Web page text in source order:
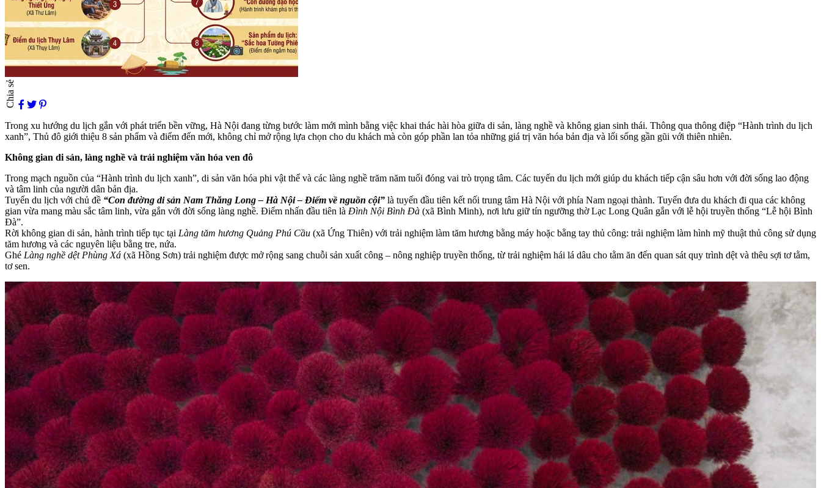
Chia sẻ
Trong xu hướng du lịch gắn với phát triển bền vững, Hà Nội đang từng bước làm mới mình bằng việc khai thác hài hòa giữa di sản, làng nghề và không gian sinh thái. Thông qua thông điệp “Hành trình du lịch
xanh”, Thủ đô giới thiệu 8 sản phẩm và điểm đến mới, không chỉ mở rộng lựa chọn cho du khách mà còn góp phần lan tỏa những giá trị văn hóa bản địa và lối sống gần gũi với thiên nhiên.
Không gian di sản, làng nghề và trải nghiệm văn hóa ven đô
Trong mạch nguồn của “Hành trình du lịch xanh”, di sản văn hóa phi vật thể và các làng nghề trăm năm tuổi đóng vai trò trọng tâm. Các tuyến du lịch mới giúp du khách tiếp cận sâu hơn với đời sống lao động
và tâm linh của người dân bản địa.
Tuyến du lịch với chủ đề “Con đường di sản Nam Thăng Long – Hà Nội – Điểm về nguồn cội” là tuyến đầu tiên kết nối trung tâm Hà Nội với phía Nam ngoại thành. Tuyến đưa du khách đi qua các không
gian vừa mang màu sắc tâm linh, vừa gắn với đời sống làng nghề. Điểm nhấn đầu tiên là Đình Nội Bình Đà (xã Bình Minh), nơi lưu giữ tín ngưỡng thờ Lạc Long Quân gắn với lễ hội truyền thống “Lễ hội Bình
Đà”.
Rời không gian di sản, hành trình tiếp tục tại Làng tăm hương Quảng Phú Cầu (xã Ứng Thiên) với trải nghiệm làm tăm hương bằng máy hoặc bằng tay thủ công: trải nghiệm làm hình mỹ thuật thủ công sử dụng
tăm hương và các nguyên liệu bằng tre, nứa.
Ghé Làng nghề dệt Phùng Xá (xã Hồng Sơn) trải nghiệm được mở rộng sang chuỗi sản xuất công – nông nghiệp truyền thống, từ trải nghiệm hái lá dâu cho tằm ăn đến quan sát quy trình dệt và thêu sợi tơ tằm,
tơ sen.